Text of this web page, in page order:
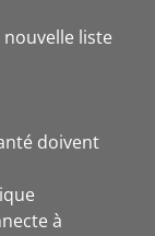
liste
doivent
à